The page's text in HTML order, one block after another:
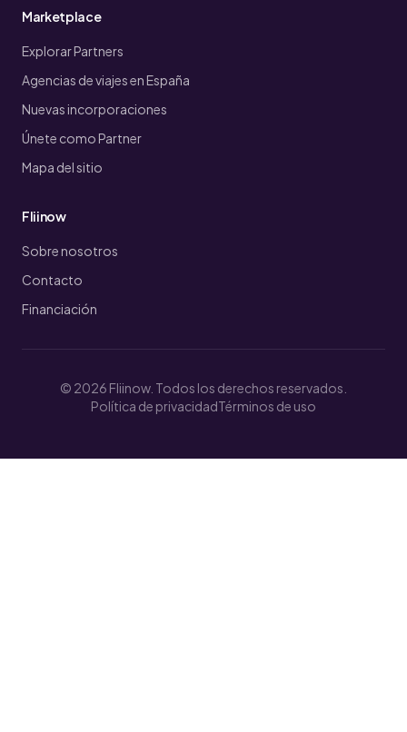
Marketplace
Explorar Partners
Agencias de viajes en España
Nuevas incorporaciones
Únete como Partner
Mapa del sitio
Fliinow
Sobre nosotros
Contacto
Financiación
© 2026 Fliinow. Todos los derechos reservados.
Política de privacidadTérminos de uso